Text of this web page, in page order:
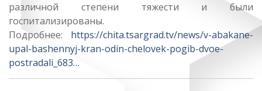
различной степени тяжести и были
госпитализированы.
Подробнее: https://chita.tsargrad.tv/news/v-abakane-
upal-bashennyj-kran-odin-chelovek-pogib-dvoe-
postradali_683…